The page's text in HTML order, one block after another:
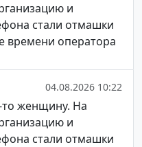
и
стали отмашки
времени оператора
04.08.2026 10:22
то женщину. На
и
стали отмашки